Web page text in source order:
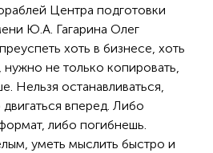
Центра подготовки
Ю.А. Гагарина Олег
хоть в бизнесе, хоть
не только копировать,
Нельзя останавливаться,
вперед. Либо
либо погибнешь.
уметь мыслить быстро и